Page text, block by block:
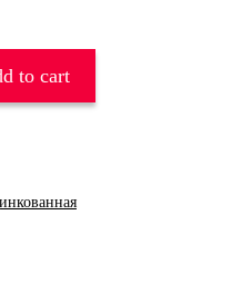
to cart